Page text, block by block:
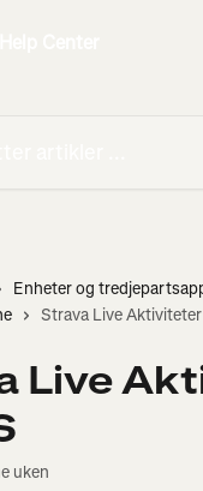
Enheter og
Strava Live Aktiviteter
Live
uken